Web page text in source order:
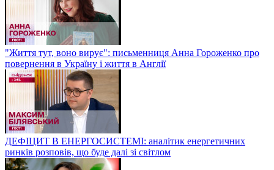
"Життя тут, воно вирує": письменниця Анна Гороженко про
повернення в Україну і життя в Англії
ДЕФІЦИТ В ЕНЕРГОСИСТЕМІ: аналітик енергетичних
ринків розповів, що буде далі зі світлом